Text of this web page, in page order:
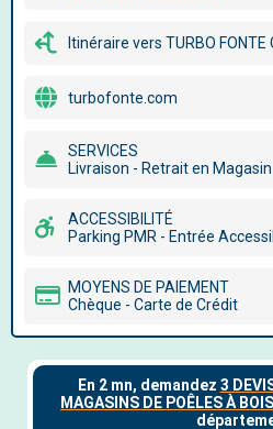
Itinéraire vers TURBO FONTE
turbofonte.com
SERVICES
Livraison - Retrait en Magasin
ACCESSIBILITÉ
Parking PMR - Entrée
MOYENS DE PAIEMENT
Chèque - Carte de Crédit